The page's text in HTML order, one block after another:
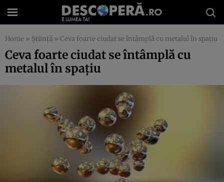
Home » Știință » Ceva foarte ciudat se întâmplă cu metalul în spațiu
Ceva foarte ciudat se întâmplă cu
metalul în spațiu